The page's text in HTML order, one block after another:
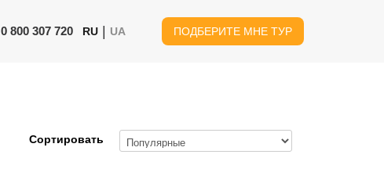
0 800 307 720 RU | UA ПОДБЕРИТЕ МНЕ ТУР
Сортировать